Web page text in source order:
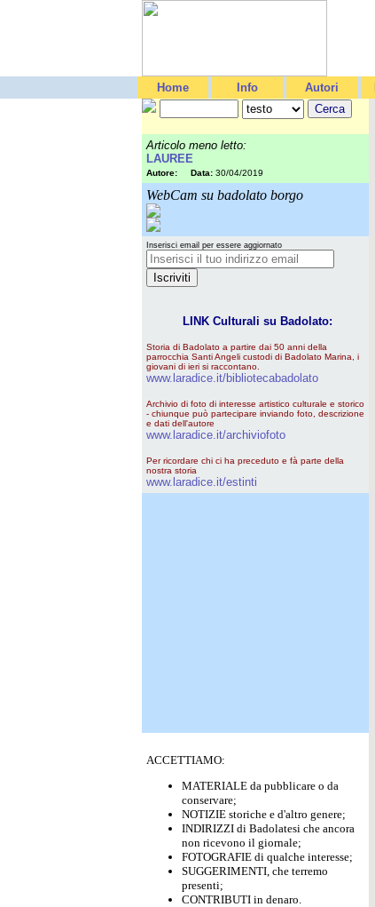
Home Info Autori
Articolo meno letto:
LAUREE
Autore: Data: 30/04/2019
WebCam su badolato borgo
Inserisci email per essere aggiornato
LINK Culturali su Badolato:
Storia di Badolato a partire dai 50 anni della
parrocchia Santi Angeli custodi di Badolato Marina, i
giovani di ieri si raccontano.
www.laradice.it/bibliotecabadolato
Archivio di foto di interesse artistico culturale e storico
- chiunque può partecipare inviando foto, descrizione
e dati dell'autore
www.laradice.it/archiviofoto
Per ricordare chi ci ha preceduto e fà parte della
nostra storia
www.laradice.it/estinti
ACCETTIAMO:
MATERIALE da pubblicare o da
conservare;
NOTIZIE storiche e d'altro genere;
INDIRIZZI di Badolatesi che ancora
non ricevono il giornale;
FOTOGRAFIE di qualche interesse;
SUGGERIMENTI, che terremo
presenti;
CONTRIBUTI in denaro.